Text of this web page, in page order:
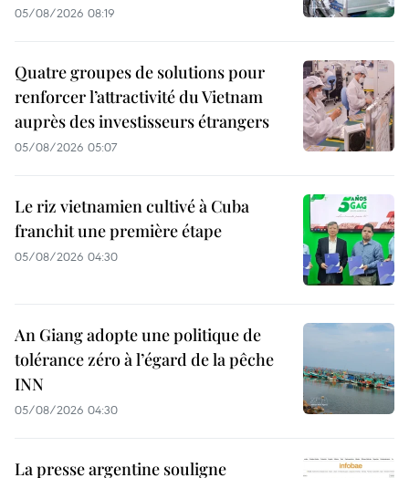
05/08/2026 08:19
Quatre groupes de solutions pour
renforcer l’attractivité du Vietnam
auprès des investisseurs étrangers
05/08/2026 05:07
Le riz vietnamien cultivé à Cuba
franchit une première étape
05/08/2026 04:30
An Giang adopte une politique de
tolérance zéro à l’égard de la pêche
INN
05/08/2026 04:30
La presse argentine souligne